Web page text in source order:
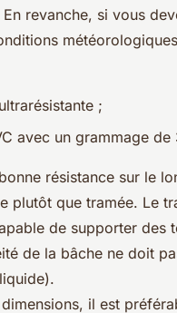
revanche, si vous
;
avec un grammage
résistance sur le
plutôt que tramée. Le
de supporter des
de la bâche ne doit
il est